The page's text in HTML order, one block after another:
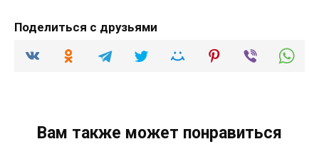
Поделиться с друзьями
Вам также может понравиться